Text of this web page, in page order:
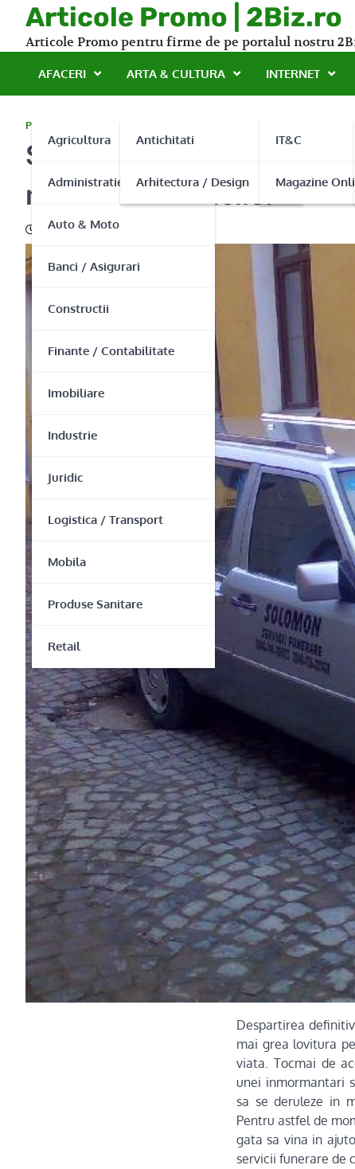
content
Articole Promo | 2Biz.ro
Articole Promo pentru firme de pe portalul nostru
AFACERI
Agricultura
Administratie Publica
Auto & Moto
Banci / Asigurari
Constructii
Finante / Contabilitate
Imobiliare
Industrie
Juridic
Logistica / Transport
Mobila
Produse Sanitare
Retail
ARTA & CULTURA
Antichitati
Arhitectura / Design
INTERNET
IT&C
Magazine
PROMO
Solomon Servicii
momentele dificile!
14/04/2014
Despartirea
mai grea lovitura
viata. Tocmai de
unei inmormantari
sa se deruleze in
Pentru astfel de
gata sa vina in
servicii funerare de